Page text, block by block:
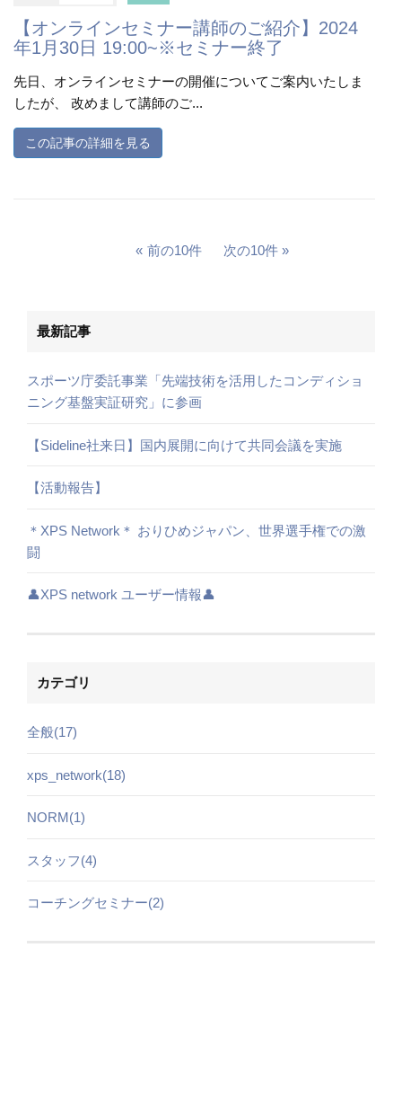
【オンラインセミナー講師のご紹介】2024
年1月30日 19:00~※セミナー終了
先日、オンラインセミナーの開催についてご案内いたしま
したが、 改めまして講師のご...
この記事の詳細を見る
前の10件 次の10件
最新記事
スポーツ庁委託事業「先端技術を活用したコンディショ
ニング基盤実証研究」に参画
【Sideline社来日】国内展開に向けて共同会議を実施
【活動報告】
＊XPS Network＊ おりひめジャパン、世界選手権での激
闘
👤XPS network ユーザー情報👤
カテゴリ
全般(17)
xps_network(18)
NORM(1)
スタッフ(4)
コーチングセミナー(2)